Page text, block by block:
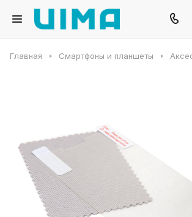
Главная Смартфоны и планшеты